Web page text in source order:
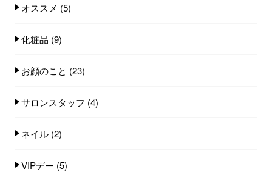
オススメ (5)
化粧品 (9)
お顔のこと (23)
サロンスタッフ (4)
ネイル (2)
VIPデー (5)